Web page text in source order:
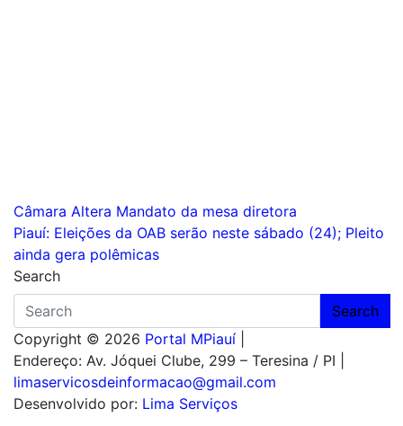
Navegação
de
Post
Câmara Altera Mandato da mesa diretora
Piauí: Eleições da OAB serão neste sábado (24); Pleito
ainda gera polêmicas
Search
Search
Copyright © 2026 Portal MPiauí
Endereço: Av. Jóquei Clube, 299 – Teresina / PI
limaservicosdeinformacao@gmail.com
Desenvolvido por: Lima Serviços